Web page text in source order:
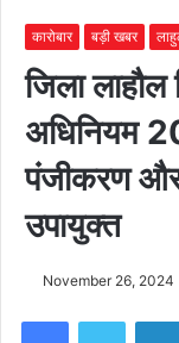
कारोबार बड़ी खबर
जिला लाहौल
अधिनियम
पंजीकरण
उपायुक्त
November 26, 2024